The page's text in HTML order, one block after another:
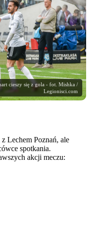
cieszy się z gola - fot. Mishka /
Legionisci.com
Lechem Poznań, ale
spotkania.
akcji meczu: